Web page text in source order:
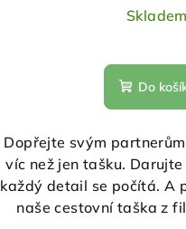
Skladem
Do
Dopřejte svým
víc než jen tašku.
každý detail se počítá. A
naše cestovní taška z